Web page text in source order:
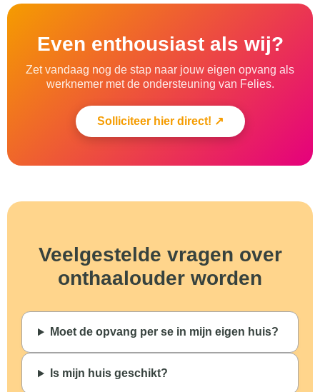
Even enthousiast als wij?
Zet vandaag nog de stap naar jouw eigen opvang als
werknemer met de ondersteuning van Felies.
Solliciteer hier direct! ↗
Veelgestelde vragen over
onthaalouder worden
Moet de opvang per se in mijn eigen huis?
Is mijn huis geschikt?